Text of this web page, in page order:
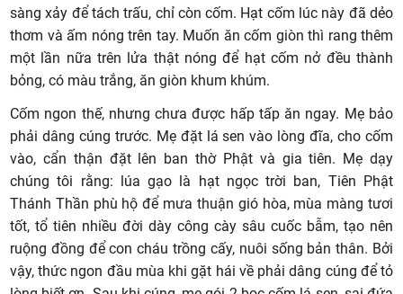
sàng xảy để tách trấu, chỉ còn cốm. Hạt cốm lúc này đã dẻo
thơm và ấm nóng trên tay. Muốn ăn cốm giòn thì rang thêm
một lần nữa trên lửa thật nóng để hạt cốm nở đều thành
bỏng, có màu trắng, ăn giòn khum khúm.
Cốm ngon thế, nhưng chưa được hấp tấp ăn ngay. Mẹ bảo
phải dâng cúng trước. Mẹ đặt lá sen vào lòng đĩa, cho cốm
vào, cẩn thận đặt lên ban thờ Phật và gia tiên. Mẹ dạy
chúng tôi rằng: lúa gạo là hạt ngọc trời ban, Tiên Phật
Thánh Thần phù hộ để mưa thuận gió hòa, mùa màng tươi
tốt, tổ tiên nhiều đời dày công cày sâu cuốc bẫm, tạo nên
ruộng đồng để con cháu trồng cấy, nuôi sống bản thân. Bởi
vậy, thức ngon đầu mùa khi gặt hái về phải dâng cúng để tỏ